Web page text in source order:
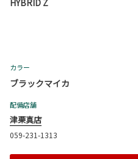
カラー
ブラックマイカ
配備店舗
津栗真店
059-231-1313